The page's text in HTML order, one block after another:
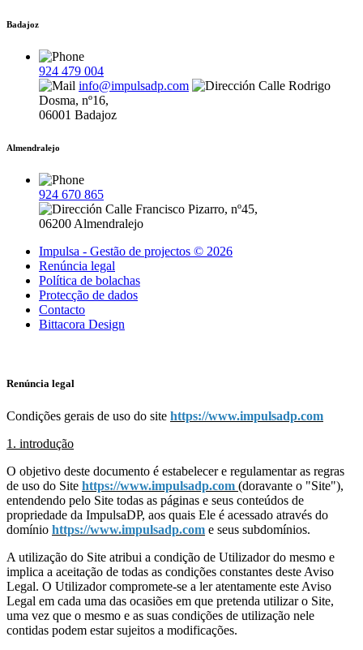
Badajoz
924 479 004
info@impulsadp.com
Calle Rodrigo
Dosma, nº16,
06001 Badajoz
Almendralejo
924 670 865
Calle Francisco Pizarro, nº45,
06200 Almendralejo
Impulsa - Gestão de projectos © 2026
Renúncia legal
Política de bolachas
Protecção de dados
Contacto
Bittacora Design
Renúncia legal
Condições gerais de uso do site https://www.impulsadp.com
1. introdução
O objetivo deste documento é estabelecer e regulamentar as regras
de uso do Site https://www.impulsadp.com (doravante o "Site"),
entendendo pelo Site todas as páginas e seus conteúdos de
propriedade da ImpulsaDP, aos quais Ele é acessado através do
domínio https://www.impulsadp.com e seus subdomínios.
A utilização do Site atribui a condição de Utilizador do mesmo e
implica a aceitação de todas as condições constantes deste Aviso
Legal. O Utilizador compromete-se a ler atentamente este Aviso
Legal em cada uma das ocasiões em que pretenda utilizar o Site,
uma vez que o mesmo e as suas condições de utilização nele
contidas podem estar sujeitos a modificações.